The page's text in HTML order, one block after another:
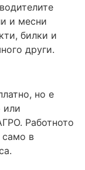
и месни
билки и
други.
но е
или
Работното
само в